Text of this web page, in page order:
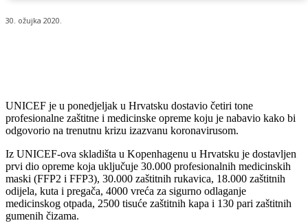
30. ožujka 2020.
UNICEF je u ponedjeljak u Hrvatsku dostavio četiri tone
profesionalne zaštitne i medicinske opreme koju je nabavio kako bi
odgovorio na trenutnu krizu izazvanu koronavirusom.
Iz UNICEF-ova skladišta u Kopenhagenu u Hrvatsku je dostavljen
prvi dio opreme koja uključuje 30.000 profesionalnih medicinskih
maski (FFP2 i FFP3), 30.000 zaštitnih rukavica, 18.000 zaštitnih
odijela, kuta i pregača, 4000 vreća za sigurno odlaganje
medicinskog otpada, 2500 tisuće zaštitnih kapa i 130 pari zaštitnih
gumenih čizama.